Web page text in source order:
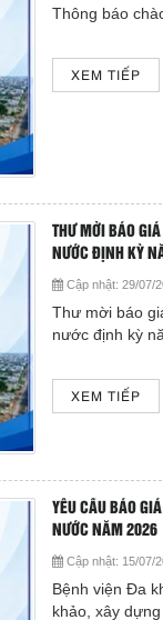
Thông báo
XEM TIẾP
THƯ MỜI BÁO
NƯỚC ĐỊNH KỲ
Cập nhật: 29/07/
Thư mời báo
nước định kỳ
XEM TIẾP
YÊU CẦU BÁO
NƯỚC NĂM 2026
Cập nhật: 15/07/
Bệnh viện Đa
khảo, xây